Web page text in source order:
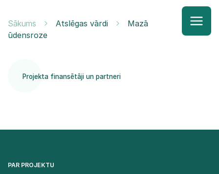
Sākums Atslēgas vārdi
Mazā
ūdensroze
Projekta finansētāji un partneri
PAR PROJEKTU